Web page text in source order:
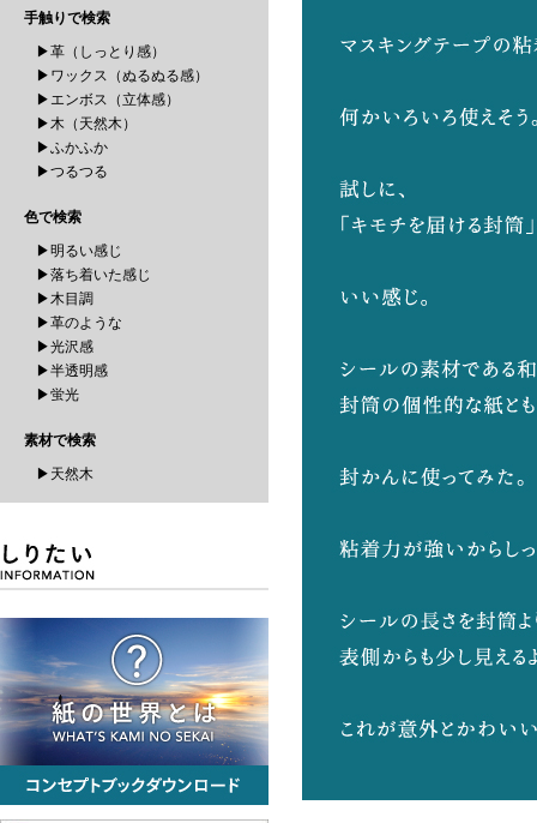
手触りで検索
▶革（しっとり感）
▶ワックス（ぬるぬる感）
▶エンボス（立体感）
▶木（天然木）
▶ふかふか
▶つるつる
色で検索
▶明るい感じ
▶落ち着いた感じ
▶木目調
▶革のような
▶光沢感
▶半透明感
▶蛍光
素材で検索
▶天然木